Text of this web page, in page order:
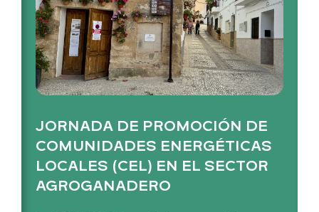
JORNADA DE PROMOCIÓN DE
COMUNIDADES ENERGÉTICAS
LOCALES (CEL) EN EL SECTOR
AGROGANADERO